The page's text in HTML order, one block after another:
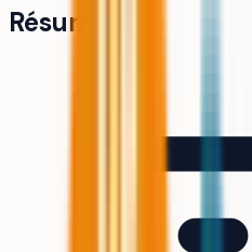
Résumé